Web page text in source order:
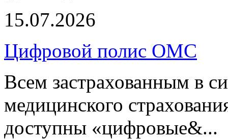
15.07.2026
Цифровой полис ОМС
Всем застрахованным в
медицинского
доступны «цифровые&...